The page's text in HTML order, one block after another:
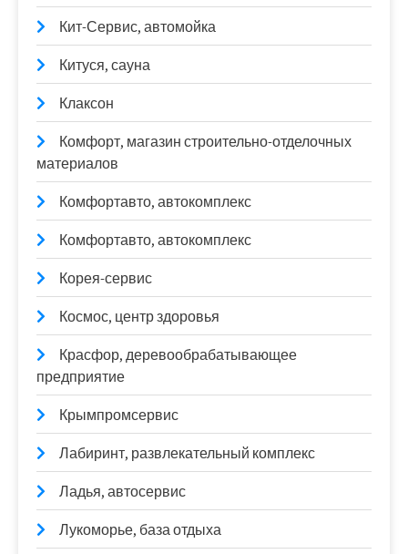
Кит-Сервис, автомойка
Китуся, сауна
Клаксон
Комфорт, магазин строительно-отделочных
материалов
Комфортавто, автокомплекс
Комфортавто, автокомплекс
Корея-сервис
Космос, центр здоровья
Красфор, деревообрабатывающее
предприятие
Крымпромсервис
Лабиринт, развлекательный комплекс
Ладья, автосервис
Лукоморье, база отдыха